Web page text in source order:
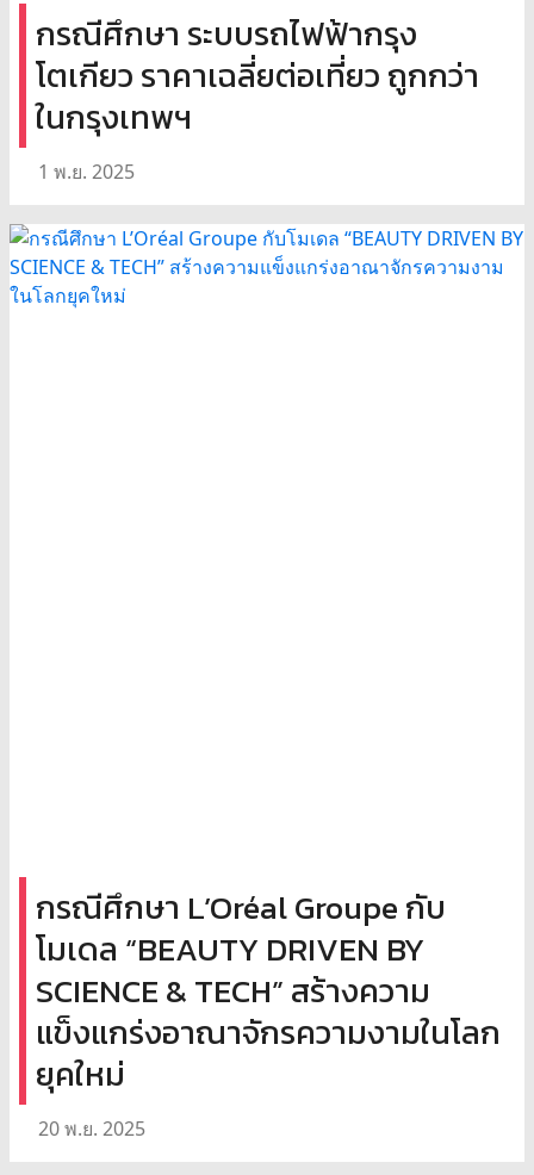
กรณีศึกษา ระบบรถไฟฟ้ากรุง
โตเกียว ราคาเฉลี่ยต่อเที่ยว ถูกกว่า
ในกรุงเทพฯ
1 พ.ย. 2025
กรณีศึกษา L’Oréal Groupe กับ
โมเดล “BEAUTY DRIVEN BY
SCIENCE & TECH” สร้างความ
แข็งแกร่งอาณาจักรความงามในโลก
ยุคใหม่
20 พ.ย. 2025